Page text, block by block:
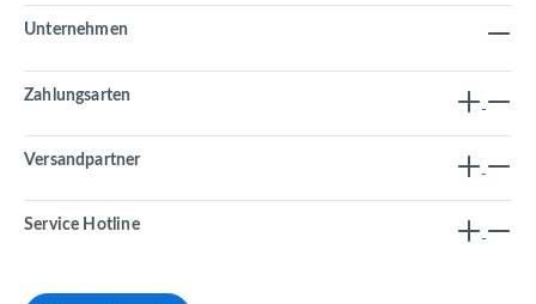
Unternehmen
Zahlungsarten
Versandpartner
Service Hotline